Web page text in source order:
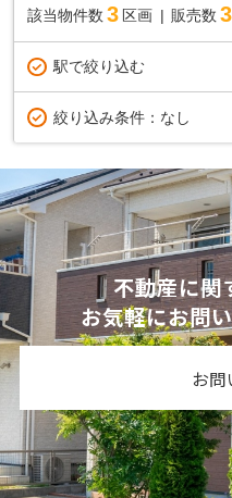
該当物件数 3 区画 販売数 3
駅で絞り込む
絞り込み条件： なし
不動産に関
お気軽にお問
お問